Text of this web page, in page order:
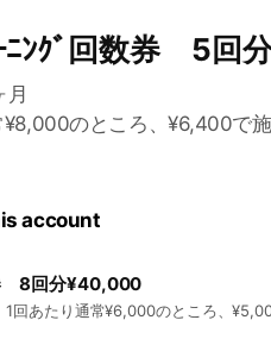
ﾆﾝｸﾞ回数券 5回
¥8,000のところ、¥6,400で
account
8回分¥40,000
回あたり通常¥6,000のところ、